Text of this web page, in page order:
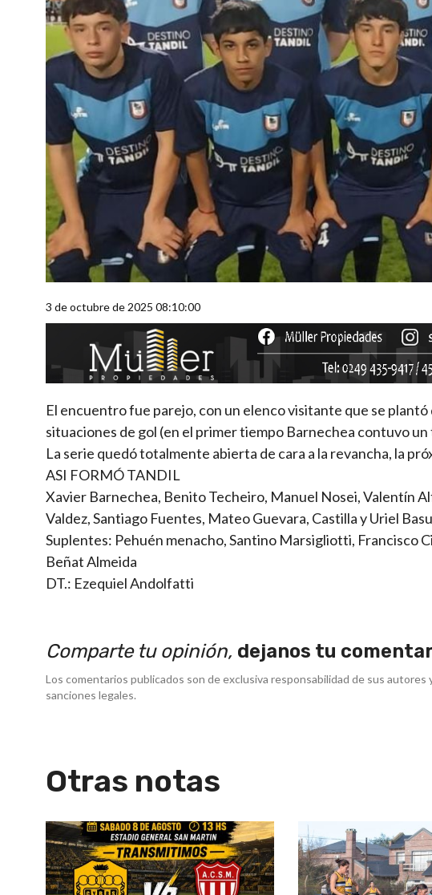
3 de octubre de 2025 08:10:00
El encuentro fue parejo, con un elenco visitante que se
situaciones de gol (en el primer tiempo Barnechea contuvo
La serie quedó totalmente abierta de cara a la revancha, la
ASI FORMÓ TANDIL
Xavier Barnechea, Benito Techeiro, Manuel Nosei, Valentín
Valdez, Santiago Fuentes, Mateo Guevara, Castilla y Uriel
Suplentes: Pehuén menacho, Santino Marsigliotti, Francisco
Beñat Almeida
DT.: Ezequiel Andolfatti
Comparte tu opinión, dejanos tu
Los comentarios publicados son de exclusiva responsabilidad de sus
sanciones legales.
Otras notas